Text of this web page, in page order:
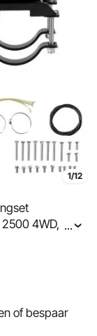
1/12
4WD,
lbs belasting,
...
of bespaar